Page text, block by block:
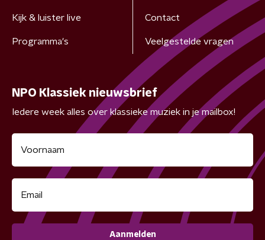
Kijk & luister live
Programma's
Contact
Veelgestelde vragen
NPO Klassiek nieuwsbrief
Iedere week alles over klassieke muziek in je mailbox!
Aanmelden